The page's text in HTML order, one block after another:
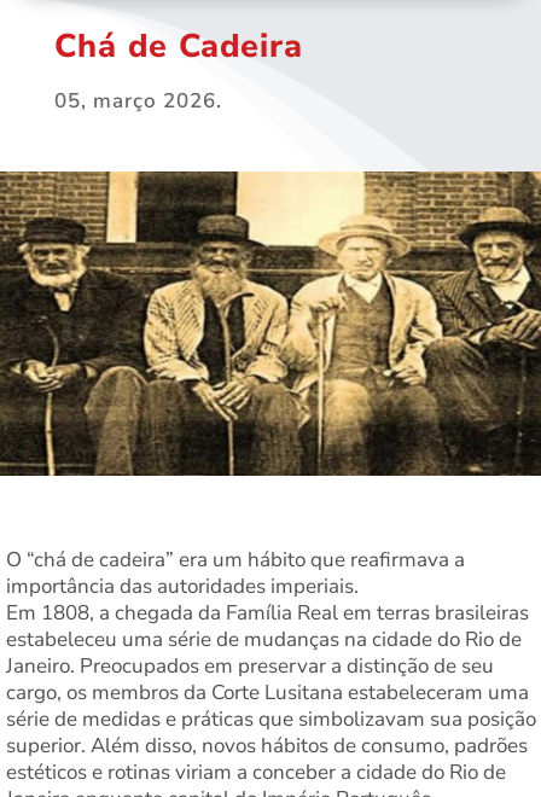
Chá de Cadeira
05, março 2026.
O “chá de cadeira” era um hábito que reafirmava a
importância das autoridades imperiais.
Em 1808, a chegada da Família Real em terras brasileiras
estabeleceu uma série de mudanças na cidade do Rio de
Janeiro. Preocupados em preservar a distinção de seu
cargo, os membros da Corte Lusitana estabeleceram uma
série de medidas e práticas que simbolizavam sua posição
superior. Além disso, novos hábitos de consumo, padrões
estéticos e rotinas viriam a conceber a cidade do Rio de